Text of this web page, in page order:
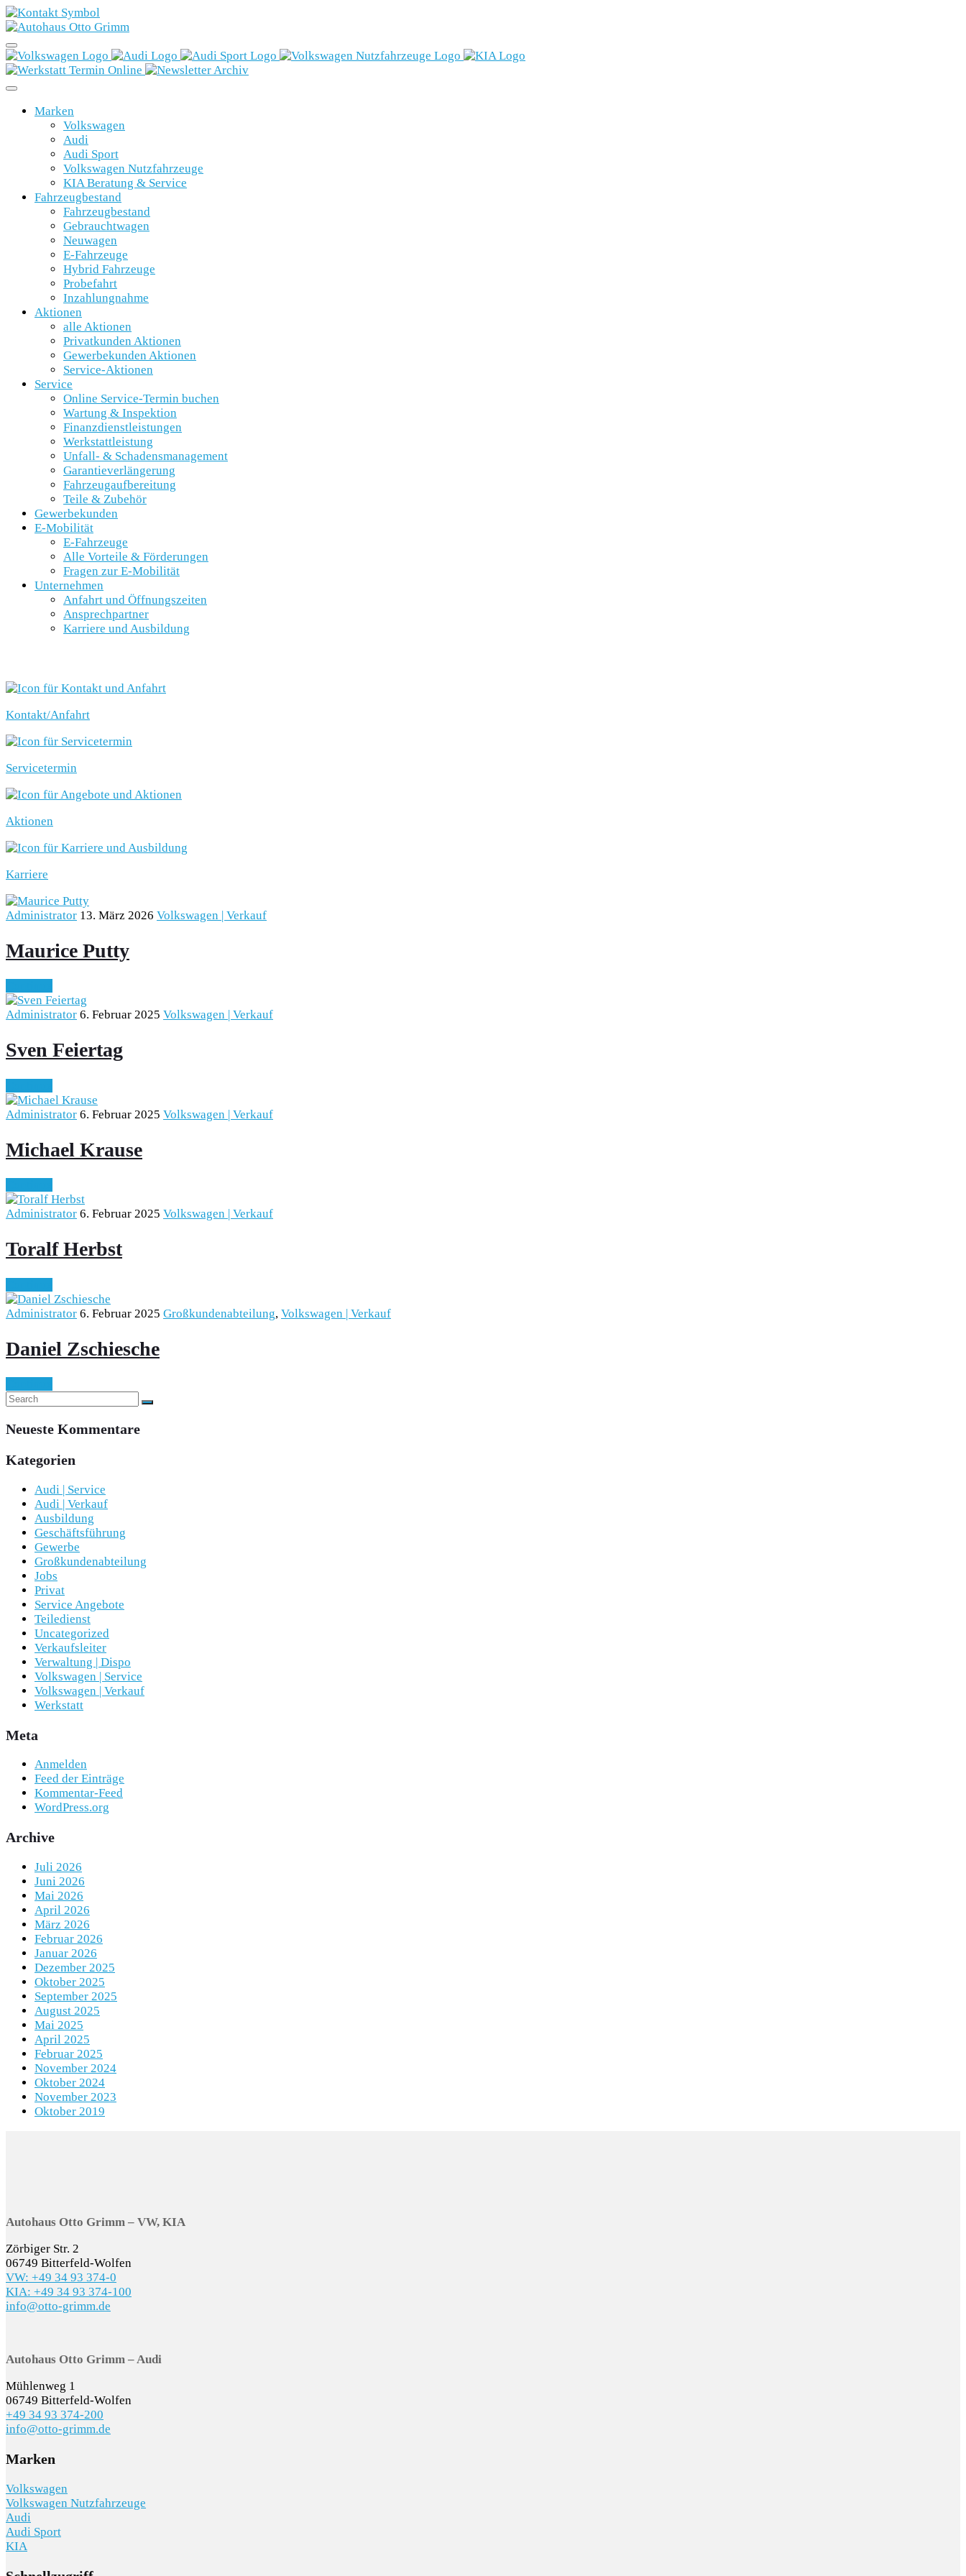
Marken
Volkswagen
Audi
Audi Sport
Volkswagen Nutzfahrzeuge
KIA Beratung & Service
Fahrzeugbestand
Fahrzeugbestand
Gebrauchtwagen
Neuwagen
E-Fahrzeuge
Hybrid Fahrzeuge
Probefahrt
Inzahlungnahme
Aktionen
alle Aktionen
Privatkunden Aktionen
Gewerbekunden Aktionen
Service-Aktionen
Service
Online Service-Termin buchen
Wartung & Inspektion
Finanzdienstleistungen
Werkstattleistung
Unfall- & Schadensmanagement
Garantieverlängerung
Fahrzeugaufbereitung
Teile & Zubehör
Gewerbekunden
E-Mobilität
E-Fahrzeuge
Alle Vorteile & Förderungen
Fragen zur E-Mobilität
Unternehmen
Anfahrt und Öffnungszeiten
Ansprechpartner
Karriere und Ausbildung
Kontakt/Anfahrt
Servicetermin
Aktionen
Karriere
Administrator 13. März 2026 Volkswagen | Verkauf
Maurice Putty
Administrator 6. Februar 2025 Volkswagen | Verkauf
Sven Feiertag
Administrator 6. Februar 2025 Volkswagen | Verkauf
Michael Krause
Administrator 6. Februar 2025 Volkswagen | Verkauf
Toralf Herbst
Administrator 6. Februar 2025 Großkundenabteilung, Volkswagen | Verkauf
Daniel Zschiesche
Neueste Kommentare
Kategorien
Audi | Service
Audi | Verkauf
Ausbildung
Geschäftsführung
Gewerbe
Großkundenabteilung
Jobs
Privat
Service Angebote
Teiledienst
Uncategorized
Verkaufsleiter
Verwaltung | Dispo
Volkswagen | Service
Volkswagen | Verkauf
Werkstatt
Meta
Anmelden
Feed der Einträge
Kommentar-Feed
WordPress.org
Archive
Juli 2026
Juni 2026
Mai 2026
April 2026
März 2026
Februar 2026
Januar 2026
Dezember 2025
Oktober 2025
September 2025
August 2025
Mai 2025
April 2025
Februar 2025
November 2024
Oktober 2024
November 2023
Oktober 2019
Autohaus Otto Grimm – VW, KIA
Zörbiger Str. 2
06749 Bitterfeld-Wolfen
VW: +49 34 93 374-0
KIA: +49 34 93 374-100
info@otto-grimm.de
Autohaus Otto Grimm – Audi
Mühlenweg 1
06749 Bitterfeld-Wolfen
+49 34 93 374-200
info@otto-grimm.de
Marken
Volkswagen
Volkswagen Nutzfahrzeuge
Audi
Audi Sport
KIA